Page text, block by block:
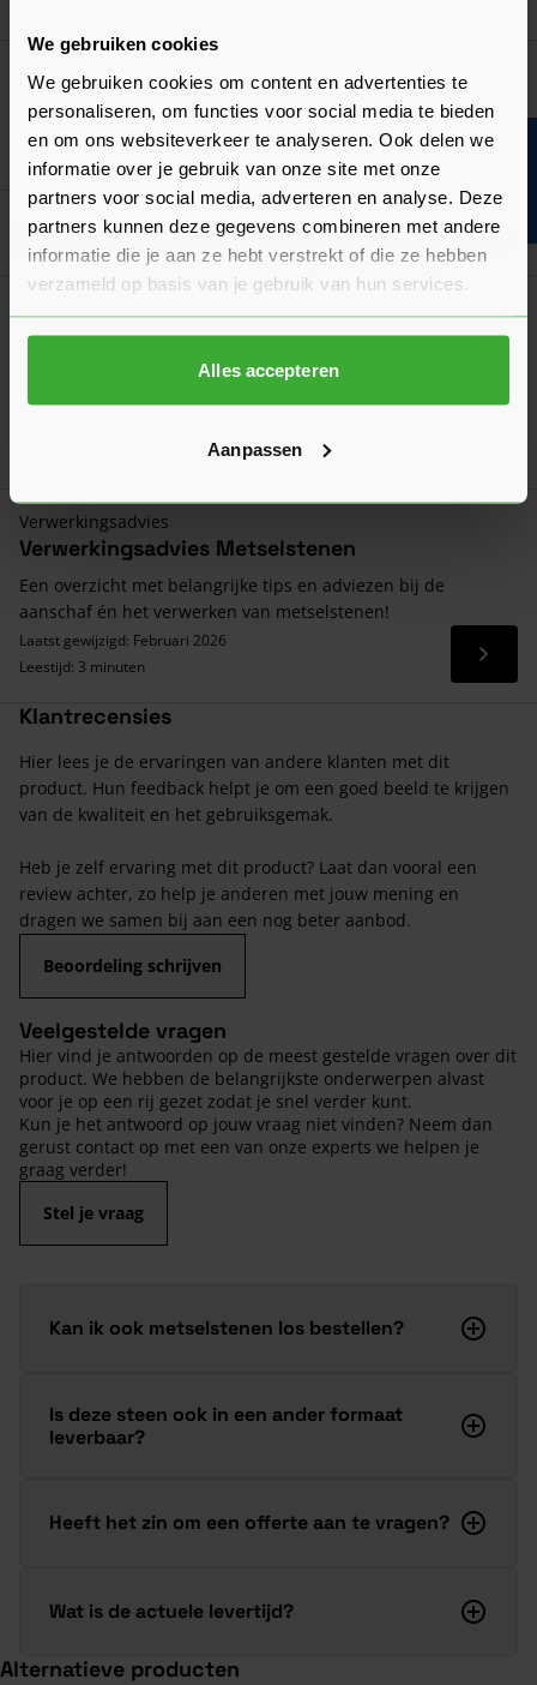
We gebruiken cookies
We gebruiken cookies om content en advertenties te
personaliseren, om functies voor social media te bieden
en om ons websiteverkeer te analyseren. Ook delen we
informatie over je gebruik van onze site met onze
partners voor social media, adverteren en analyse. Deze
partners kunnen deze gegevens combineren met andere
informatie die je aan ze hebt verstrekt of die ze hebben
verzameld op basis van je gebruik van hun services.
Alles accepteren
Aanpassen
Speciekuip Rond Zwart
13,78 Ga
Goed voorbereid aan de slag
Hoeveel metselstenen per m² heb je nodig?
Bekijk hier ons overzicht van het aantal metselstenen per m²
en hoe je dat zelf berekent!
Verwerkingsadvies
Verwerkingsadvies Metselstenen
Een overzicht met belangrijke tips en adviezen bij de
aanschaf én het verwerken van metselstenen!
Laatst gewijzigd: Februari 2026
Leestijd: 3 minuten
Lees
Klantrecensies
Hier lees je de ervaringen van andere klanten met dit
product. Hun feedback helpt je om een goed beeld te krijgen
van de kwaliteit en het gebruiksgemak.
Heb je zelf ervaring met dit product? Laat dan vooral een
review achter, zo help je anderen met jouw mening en
dragen we samen bij aan een nog beter aanbod.
Beoordeling schrijven
Veelgestelde vragen
Hier vind je antwoorden op de meest gestelde vragen over dit
product. We hebben de belangrijkste onderwerpen alvast
voor je op een rij gezet zodat je snel verder kunt.
Kun je het antwoord op jouw vraag niet vinden? Neem dan
gerust contact op met een van onze experts we helpen je
graag verder!
Stel je vraag
Kan ik ook metselstenen los bestellen?
Is deze steen ook in een ander formaat
leverbaar?
Heeft het zin om een offerte aan te vragen?
Wat is de actuele levertijd?
Alternatieve producten